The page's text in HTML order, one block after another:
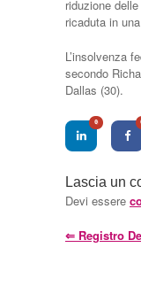
riduzione
ricaduta in
L’insolvenza
secondo
Dallas (30).
0
Lascia un
Devi essere
⇐ Registro